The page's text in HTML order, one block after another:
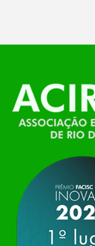
O Polo ACATE-
de Tecnologia
Itajaí, realizou,
Conexão Tech
tecnologia da
apresentação
encontro